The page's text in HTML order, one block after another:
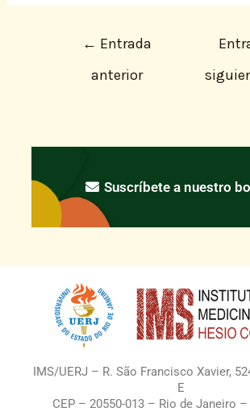
← Entrada
anterior
Suscríbete a nuestro
IMS/UERJ – R. São Francisco Xavier,
E
CEP – 20550-013 – Rio de Janeiro –